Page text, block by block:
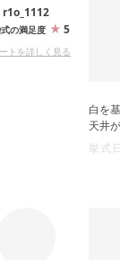
r1o_1112
の満足度 5
トを詳しく見る
白を
天井
挙式